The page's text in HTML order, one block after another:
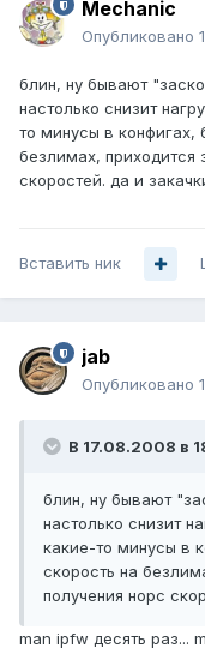
Mechanic
Опубликовано
блин, ну бывают
настолько снизит
то минусы в конфигах,
безлимах, приходится
скоростей. да и
Вставить ник
jab
Опубликовано
В 17.08.2008 в
блин, ну бывают
настолько снизит
какие-то минусы в
скорость на
получения норс
man ipfw десять раз...